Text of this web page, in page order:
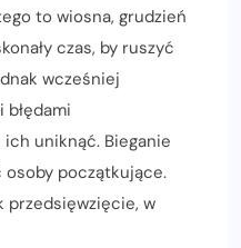
to wiosna, grudzień
czas, by ruszyć
wcześniej
uniknąć. Bieganie
osoby początkujące.
przedsięwzięcie, w